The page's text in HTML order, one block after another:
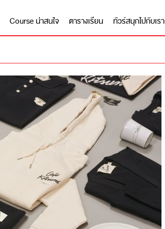
Course น่าสนใจ ตารางเรียน ทัวร์สนุกไปกับเรา